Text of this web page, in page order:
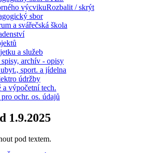
výcvikuRozbalit / skrýt
sbor
a svářečská škola
a služeb
spisy, archív - opisy
sport. a jídelna
údržby
a výpočetní tech.
ochr. os. údajů
1.9.2025
pod textem.